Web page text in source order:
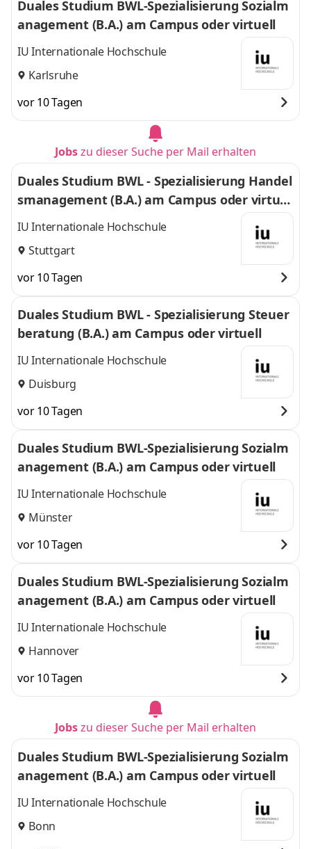
Duales Studium BWL-Spezialisierung Sozialm
anagement (B.A.) am Campus oder virtuell
IU Internationale Hochschule
Karlsruhe
vor 10 Tagen
Jobszu dieser Suche per Mail erhalten
Duales Studium BWL - Spezialisierung Handel
smanagement (B.A.) am Campus oder virtuel
l
IU Internationale Hochschule
Stuttgart
vor 10 Tagen
Duales Studium BWL - Spezialisierung Steuer
beratung (B.A.) am Campus oder virtuell
IU Internationale Hochschule
Duisburg
vor 10 Tagen
Duales Studium BWL-Spezialisierung Sozialm
anagement (B.A.) am Campus oder virtuell
IU Internationale Hochschule
Münster
vor 10 Tagen
Duales Studium BWL-Spezialisierung Sozialm
anagement (B.A.) am Campus oder virtuell
IU Internationale Hochschule
Hannover
vor 10 Tagen
Jobszu dieser Suche per Mail erhalten
Duales Studium BWL-Spezialisierung Sozialm
anagement (B.A.) am Campus oder virtuell
IU Internationale Hochschule
Bonn